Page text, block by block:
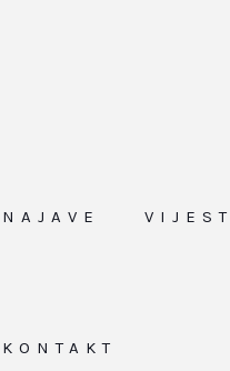
NAJAVE
KONTAKT